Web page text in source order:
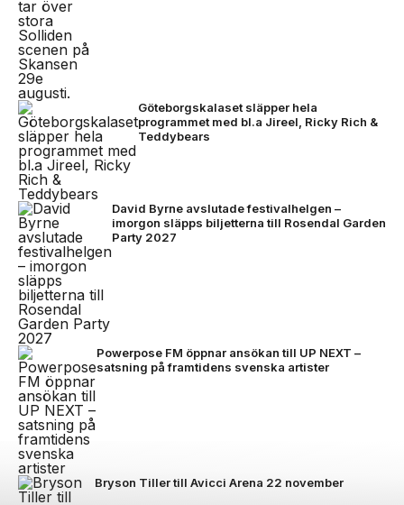
Göteborgskalaset släpper hela
programmet med bl.a Jireel, Ricky Rich &
Teddybears
David Byrne avslutade festivalhelgen –
imorgon släpps biljetterna till Rosendal Garden
Party 2027
Powerpose FM öppnar ansökan till UP NEXT –
satsning på framtidens svenska artister
Bryson Tiller till Avicci Arena 22 november